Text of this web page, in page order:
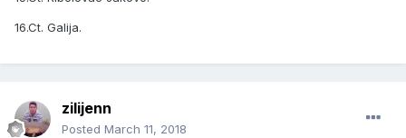
16.Ct. Galija.
zilijenn
Posted March 11, 2018